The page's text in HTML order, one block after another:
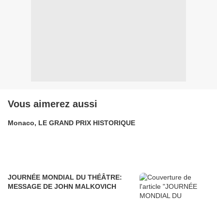
Vous aimerez aussi
Monaco, LE GRAND PRIX HISTORIQUE
JOURNÉE MONDIAL DU THÉÂTRE:
MESSAGE DE JOHN MALKOVICH